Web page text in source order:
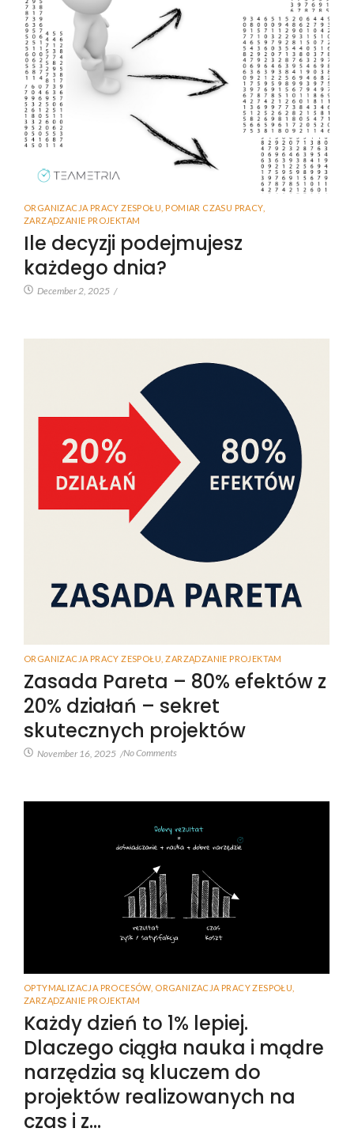
ORGANIZACJA PRACY ZESPOŁU POMIAR CZASU PRACY,
ZARZĄDZANIE PROJEKTAM
Ile decyzji podejmujesz
każdego dnia?
December 2, 2025 /
ORGANIZACJA PRACY ZESPOŁU ZARZĄDZANIE PROJEKTAM
Zasada Pareta – 80% efektów z
20% działań – sekret
skutecznych projektów
November 16, 2025 /No Comments
OPTYMALIZACJA PROCESÓW, ORGANIZACJA PRACY ZESPOŁU
ZARZĄDZANIE PROJEKTAM
Każdy dzień to 1% lepiej.
Dlaczego ciągła nauka i mądre
narzędzia są kluczem do
projektów realizowanych na
czas i z…